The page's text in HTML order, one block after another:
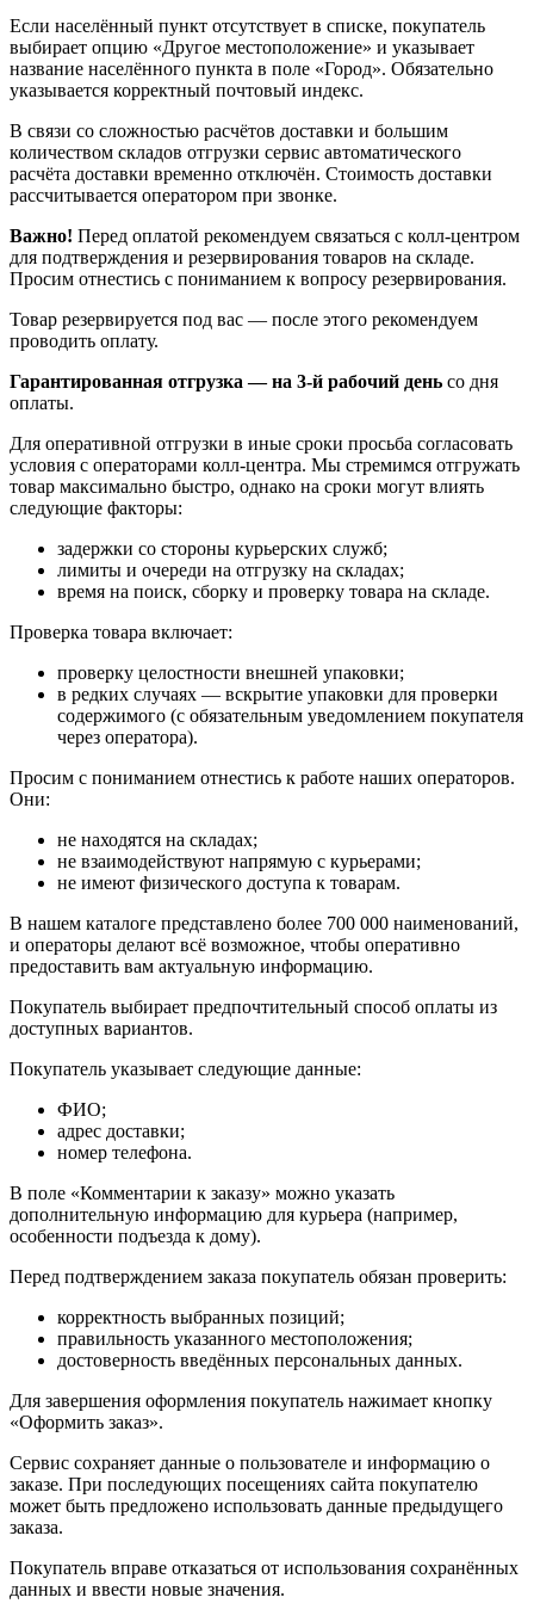
Если населённый пункт отсутствует в списке, покупатель
выбирает опцию «Другое местоположение» и указывает
название населённого пункта в поле «Город». Обязательно
указывается корректный почтовый индекс.
В связи со сложностью расчётов доставки и большим
количеством складов отгрузки сервис автоматического
расчёта доставки временно отключён. Стоимость доставки
рассчитывается оператором при звонке.
Важно! Перед оплатой рекомендуем связаться с колл‑центром
для подтверждения и резервирования товаров на складе.
Просим отнестись с пониманием к вопросу резервирования.
Товар резервируется под вас — после этого рекомендуем
проводить оплату.
Гарантированная отгрузка — на 3‑й рабочий день со дня
оплаты.
Для оперативной отгрузки в иные сроки просьба согласовать
условия с операторами колл‑центра. Мы стремимся отгружать
товар максимально быстро, однако на сроки могут влиять
следующие факторы:
задержки со стороны курьерских служб;
лимиты и очереди на отгрузку на складах;
время на поиск, сборку и проверку товара на складе.
Проверка товара включает:
проверку целостности внешней упаковки;
в редких случаях — вскрытие упаковки для проверки
содержимого (с обязательным уведомлением покупателя
через оператора).
Просим с пониманием отнестись к работе наших операторов.
Они:
не находятся на складах;
не взаимодействуют напрямую с курьерами;
не имеют физического доступа к товарам.
В нашем каталоге представлено более 700 000 наименований,
и операторы делают всё возможное, чтобы оперативно
предоставить вам актуальную информацию.
Покупатель выбирает предпочтительный способ оплаты из
доступных вариантов.
Покупатель указывает следующие данные:
ФИО;
адрес доставки;
номер телефона.
В поле «Комментарии к заказу» можно указать
дополнительную информацию для курьера (например,
особенности подъезда к дому).
Перед подтверждением заказа покупатель обязан проверить:
корректность выбранных позиций;
правильность указанного местоположения;
достоверность введённых персональных данных.
Для завершения оформления покупатель нажимает кнопку
«Оформить заказ».
Сервис сохраняет данные о пользователе и информацию о
заказе. При последующих посещениях сайта покупателю
может быть предложено использовать данные предыдущего
заказа.
Покупатель вправе отказаться от использования сохранённых
данных и ввести новые значения.